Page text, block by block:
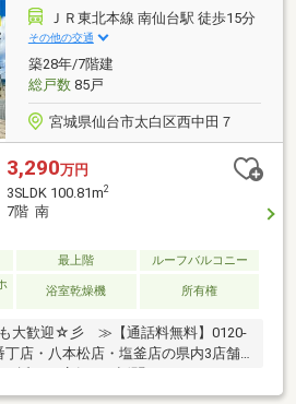
く、家事や子育てもスムーズに行えま
り・通風ともに良好で、家族団らんの
くなるはずです。実際のお部屋の雰
便性をぜひ現地でお確かめくださ
ＪＲ東北本線 南仙台駅 徒歩15分
その他の交通
築28年/7階建
総戸数85戸
宮城県仙台市太白区西中田７
3,290万円
3SLDK 100.81m2
7階 南
最上階
ルーフバルコニー
浴室乾燥機 所有権
大歓迎☆彡 ≫【通話料無料】0120-
丁店・八本松店・塩釜店の県内3店舗
ント*。／・13.7帖のフリースペース♪